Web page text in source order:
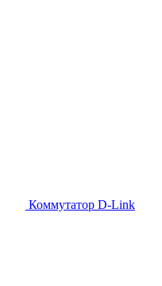
Коммутатор D-Link